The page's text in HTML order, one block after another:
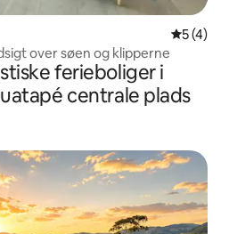
5 ud af 5
5 (4)
over søen og klipperne
ferieboliger i
centrale plads